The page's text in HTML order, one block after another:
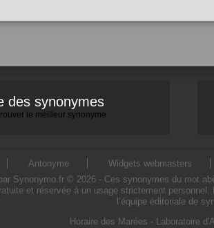
des synonymes
le meilleur synonyme
Antonyme Widgets webmasters
Synonymo.fr © 2026 - Ces synonymes du mot
et réservée à un usage strictement
l’équipe éditoriale de
Horaire des Marées - Laboratoire